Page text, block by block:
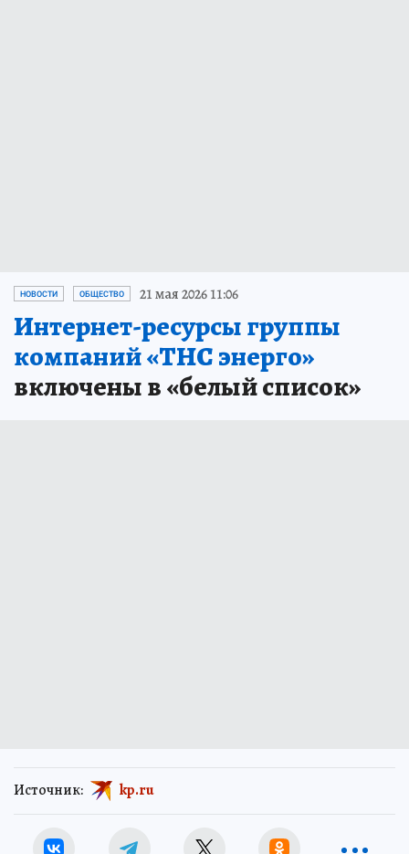
НОВОСТИ ОБЩЕСТВО 21 мая 2026 11:06
Интернет-ресурсы группы
компаний «ТНС энерго»
включены в «белый список»
Источник: kp.ru